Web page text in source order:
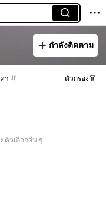
กำลังติดตาม
า ตัวกรอง
ตัวเลือกอื่น ๆ